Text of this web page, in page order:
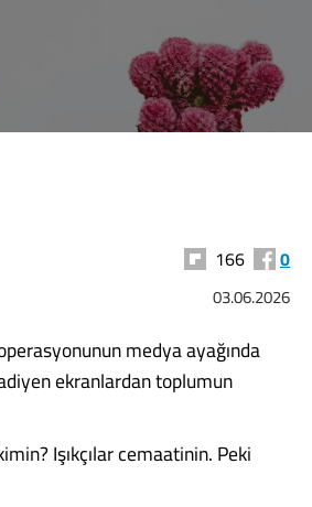
166 0
03.06.2026
medya ayağında
ekranlardan toplumun
Işıkçılar cemaatinin. Peki